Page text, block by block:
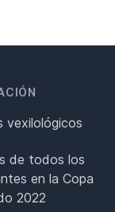
vexilológicos
de todos los
en la Copa
2022